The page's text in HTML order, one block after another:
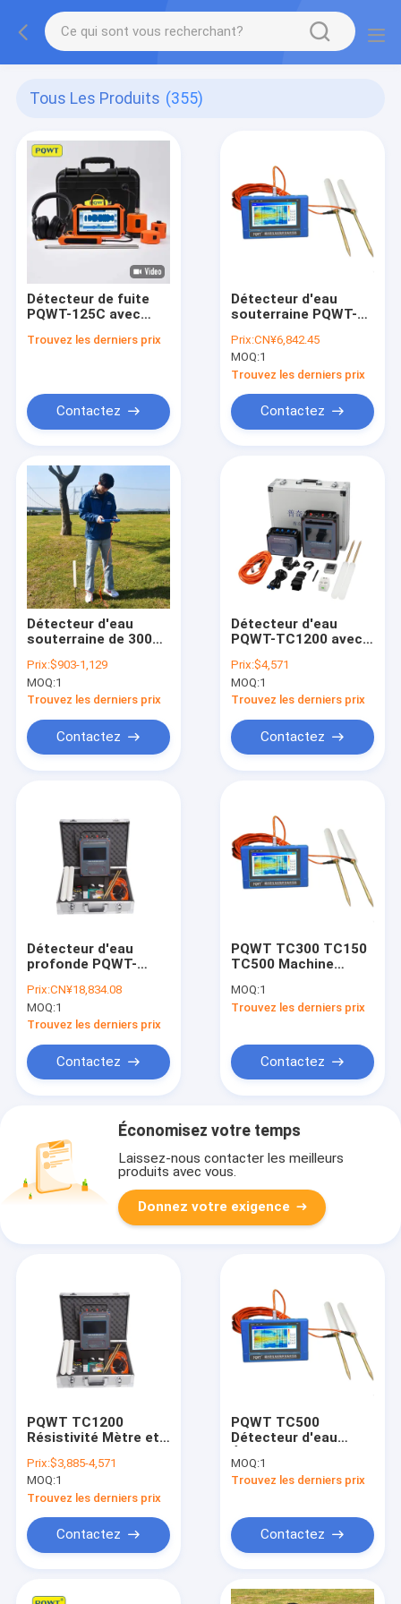
Tous Les Produits (355)
Détecteur de fuite
PQWT-125C avec
d'IA et filtrage du
forme d'onde dans
les conduites d'eau
Trouvez les derniers prix
Contactez
Détecteur d'eau
souterraine PQWT-
profondeur de
détection de 150 m,
écran tactile de 7
pouces et batterie
au lithium
rechargeable
Prix:CN¥6,842.45
MOQ:1
Trouvez les derniers prix
Contactez
Détecteur d'eau
souterraine de 300
profondeur avec
écran tactile de 7
pouces et
automatique
Prix:$903-1,129
MOQ:1
Trouvez les derniers prix
Contactez
Détecteur d'eau
PQWT-TC1200 avec
multifrequence de
1200 m de
profondeur pour la
souterraines
profondes
Prix:$4,571
MOQ:1
Trouvez les derniers prix
Contactez
Détecteur d'eau
profonde PQWT-
écran tactile et 92%
de précision pour la
détection de l'eau de
Prix:CN¥18,834.08
MOQ:1
Trouvez les derniers prix
Contactez
PQWT TC300 TC150
TC500 Machine
d'enquête sur l'eau
avec détecteur d'eau
de 0 à 500 m de
profondeur et écran
MOQ:1
Trouvez les derniers prix
Contactez
Économisez votre temps
Laissez-nous contacter les meilleurs
produits avec vous.
Donnez votre exigence
PQWT TC1200
Résistivité Mètre et
souterraine avec
cartographie
automatique de 1500
m de profondeur et
prise en charge
multilingue
Prix:$3,885-4,571
MOQ:1
Trouvez les derniers prix
Contactez
PQWT TC500
Détecteur d'eau
d'arpentage
géophysique avec
Multifrequence et
cartographie
automatique pour la
souterraines
MOQ:1
Trouvez les derniers prix
Contactez